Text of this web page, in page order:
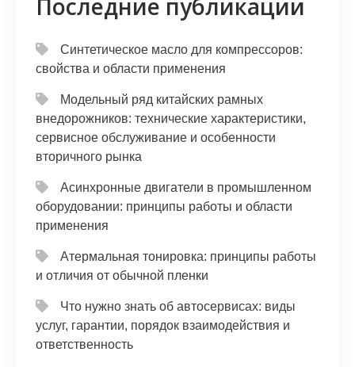
Последние публикации
Синтетическое масло для компрессоров:
свойства и области применения
Модельный ряд китайских рамных
внедорожников: технические характеристики,
сервисное обслуживание и особенности
вторичного рынка
Асинхронные двигатели в промышленном
оборудовании: принципы работы и области
применения
Атермальная тонировка: принципы работы
и отличия от обычной пленки
Что нужно знать об автосервисах: виды
услуг, гарантии, порядок взаимодействия и
ответственность